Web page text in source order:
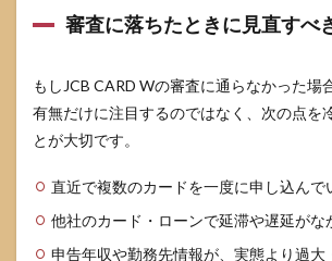
審査に落ちたときに見直すべ
もしJCB CARD Wの審査に通らなかった場
有無だけに注目するのではなく、次の点を
とが大切です。
直近で複数のカードを一度に申し込んで
他社のカード・ローンで延滞や遅延がな
申告年収や勤務先情報が、実態より過大